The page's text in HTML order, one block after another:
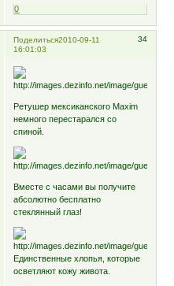
0
Поделиться 34
2010-09-11
16:01:03
Ретушер мексиканского Maxim
немного перестарался со
спиной.
Вместе с часами вы получите
абсолютно бесплатно
стеклянный глаз!
Единственные хлопья, которые
осветляют кожу живота.